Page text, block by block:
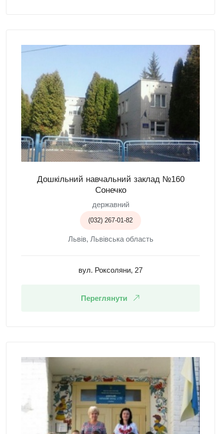
Дошкільний навчальний заклад №160
Сонечко
державний
(032) 267-01-82
Львів, Львівська область
вул. Роксоляни, 27
Переглянути